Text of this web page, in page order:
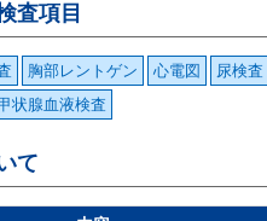
査項目
胸部レントゲン 心電図 尿検査
状腺血液検査
て